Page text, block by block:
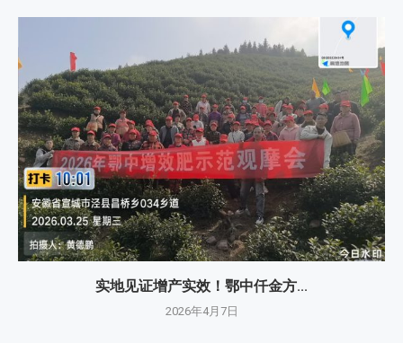
实地见证增产实效！鄂中仟金方...
2026年4月7日